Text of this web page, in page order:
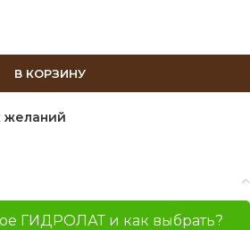
В КОРЗИНУ
желаний
ГИДРОЛАТ и как выбрать?